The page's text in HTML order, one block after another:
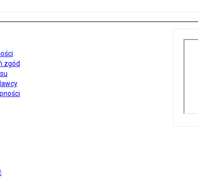
zgód